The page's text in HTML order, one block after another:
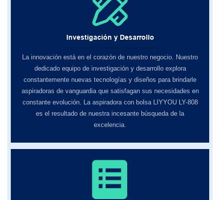
Investigación y Desarrollo
La innovación está en el corazón de nuestro negocio. Nuestro
dedicado equipo de investigación y desarrollo explora
constantemente nuevas tecnologías y diseños para brindarle
aspiradoras de vanguardia que satisfagan sus necesidades en
constante evolución. La aspiradora con bolsa LIYYOU LY-808
es el resultado de nuestra incesante búsqueda de la
excelencia.